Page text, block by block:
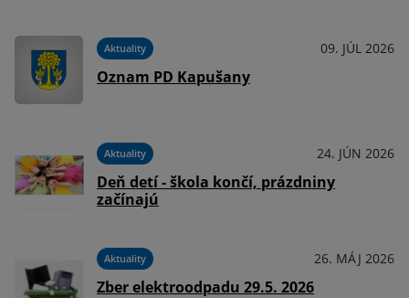
Aktuality 09. JÚL 2026
Oznam PD Kapušany
Aktuality 24. JÚN 2026
Deň detí - škola končí, prázdniny
začínajú
Aktuality 26. MÁJ 2026
Zber elektroodpadu 29.5. 2026